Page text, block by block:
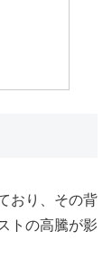
おり、その背
トの高騰が影